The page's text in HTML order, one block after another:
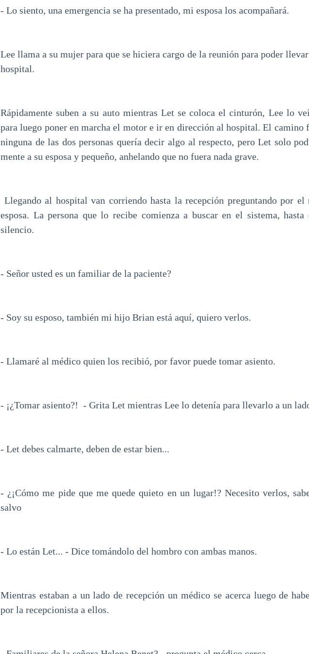
- Lo siento, una emergencia se ha presentado, mi esposa los acompañará.
Lee llama a su mujer para que se hiciera cargo de la reunión para poder
hospital.
Rápidamente suben a su auto mientras Let se coloca el cinturón, Lee lo
para luego poner en marcha el motor e ir en dirección al hospital. El camino
ninguna de las dos personas quería decir algo al respecto, pero Let solo
mente a su esposa y pequeño, anhelando que no fuera nada grave.
Llegando al hospital van corriendo hasta la recepción preguntando por el
esposa. La persona que lo recibe comienza a buscar en el sistema, hasta
silencio.
- Señor usted es un familiar de la paciente?
- Soy su esposo, también mi hijo Brian está aquí, quiero verlos.
- Llamaré al médico quien los recibió, por favor puede tomar asiento.
- ¡¿Tomar asiento?! - Grita Let mientras Lee lo detenía para llevarlo a un
- Let debes calmarte, deben de estar bien...
- ¿¡Cómo me pide que me quede quieto en un lugar!? Necesito verlos,
salvo
- Lo están Let... - Dice tomándolo del hombro con ambas manos.
Mientras estaban a un lado de recepción un médico se acerca luego de
por la recepcionista a ellos.